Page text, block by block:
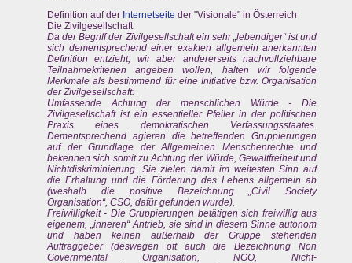
Definition auf der Internetseite der "Visionale" in Österreich
Die Zivilgesellschaft
Da der Begriff der Zivilgesellschaft ein sehr „lebendiger“ ist und
sich dementsprechend einer exakten allgemein anerkannten
Definition entzieht, wir aber andererseits nachvollziehbare
Teilnahmekriterien angeben wollen, halten wir folgende
Merkmale als bestimmend für eine Initiative bzw. Organisation
der Zivilgesellschaft:
Umfassende Achtung der menschlichen Würde - Die
Zivilgesellschaft ist ein essentieller Pfeiler in der politischen
Praxis eines demokratischen Verfassungsstaates.
Dementsprechend agieren die betreffenden Gruppierungen
auf der Grundlage der Allgemeinen Menschenrechte und
bekennen sich somit zu Achtung der Würde, Gewaltfreiheit und
Nichtdiskriminierung. Sie zielen damit im weitesten Sinn auf
die Erhaltung und die Förderung des Lebens allgemein ab
(weshalb die positive Bezeichnung „Civil Society
Organisation“, CSO, dafür gefunden wurde).
Freiwilligkeit - Die Gruppierungen betätigen sich freiwillig aus
eigenem, „inneren“ Antrieb, sie sind in diesem Sinne autonom
und haben keinen außerhalb der Gruppe stehenden
Auftraggeber (deswegen oft auch die Bezeichnung Non
Governmental Organisation, NGO, Nicht-